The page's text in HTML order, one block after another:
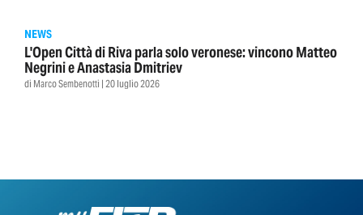
NEWS
L'Open Città di Riva parla solo veronese: vincono Matteo
Negrini e Anastasia Dmitriev
di Marco Sembenotti | 20 luglio 2026